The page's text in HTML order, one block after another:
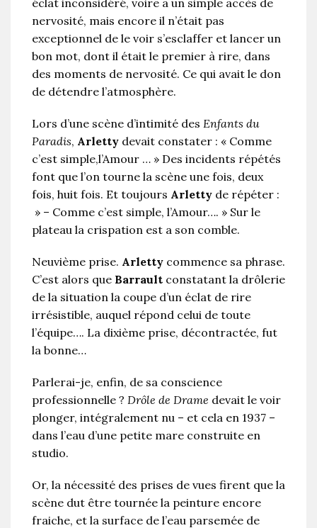
nervosité, mais encore il n’était pas
exceptionnel de le voir s’esclaffer et lancer un
bon mot, dont il était le premier à rire, dans
des moments de nervosité. Ce qui avait le don
de détendre l’atmosphère.
Lors d’une scène d’intimité des Enfants du
Paradis, Arletty devait constater : « Comme
c’est simple,l’Amour … » Des incidents répétés
font que l’on tourne la scène une fois, deux
fois, huit fois. Et toujours Arletty de répéter :
» – Comme c’est simple, l’Amour…. » Sur le
plateau la crispation est a son comble.
Neuvième prise. Arletty commence sa phrase.
C’est alors que Barrault constatant la drôlerie
de la situation la coupe d’un éclat de rire
irrésistible, auquel répond celui de toute
l’équipe…. La dixième prise, décontractée, fut
la bonne…
Parlerai-je, enfin, de sa conscience
professionnelle ? Drôle de Drame devait le voir
plonger, intégralement nu – et cela en 1937 –
dans l’eau d’une petite mare construite en
studio.
Or, la nécessité des prises de vues firent que la
scène dut être tournée la peinture encore
fraiche, et la surface de l’eau parsemée de